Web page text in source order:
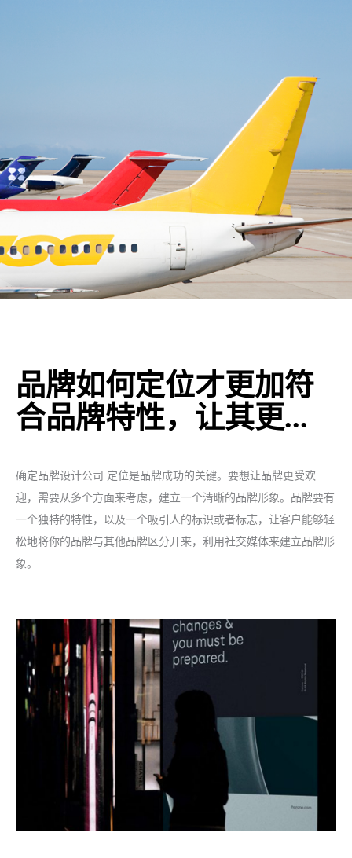
品牌如何定位才更加符
合品牌特性，让其更...
确定品牌设计公司 定位是品牌成功的关键。要想让品牌更受欢
迎，需要从多个方面来考虑，建立一个清晰的品牌形象。品牌要有
一个独特的特性，以及一个吸引人的标识或者标志，让客户能够轻
松地将你的品牌与其他品牌区分开来，利用社交媒体来建立品牌形
象。